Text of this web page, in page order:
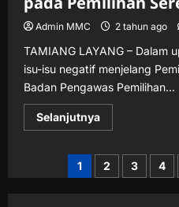
Admin MMC 2 tahun ago
TAMIANG LAYANG – Dalam
isu-isu negatif menjelang
Badan Pengawas Pemilihan...
SelanjutnyaRead
more
Barito
Timur
Bentuk
Paginasi
1 2 3 4